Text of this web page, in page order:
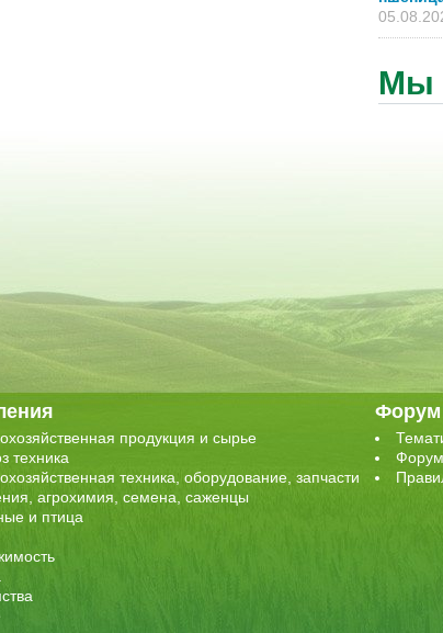
Мы
продукция и сырье
техника
техника, оборудование, запчасти
агрохимия, семена, саженцы
и птица
Форум